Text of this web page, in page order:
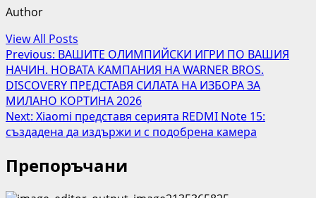
Author
View All Posts
Post
navigation
Previous: ВАШИТЕ ОЛИМПИЙСКИ ИГРИ ПО ВАШИЯ
НАЧИН. НОВАТА КАМПАНИЯ НА WARNER BROS.
DISCOVERY ПРЕДСТАВЯ СИЛАТА НА ИЗБОРА ЗА
МИЛАНО КОРТИНА 2026
Next: Xiaomi представя серията REDMI Note 15:
създадена да издържи и с подобрена камера
Препоръчани